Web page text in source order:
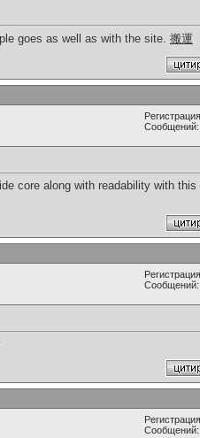
goes as well as with the site. 搬運
Сообщений:
core along with readability with
Сообщений:
Сообщений: